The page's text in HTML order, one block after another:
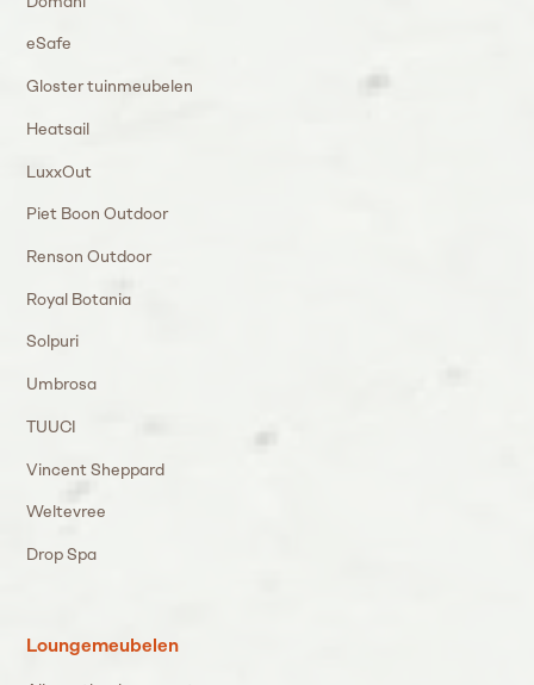
eSafe
Gloster tuinmeubelen
Heatsail
LuxxOut
Piet Boon Outdoor
Renson Outdoor
Royal Botania
Solpuri
Umbrosa
TUUCI
Vincent Sheppard
Weltevree
Drop Spa
Loungemeubelen